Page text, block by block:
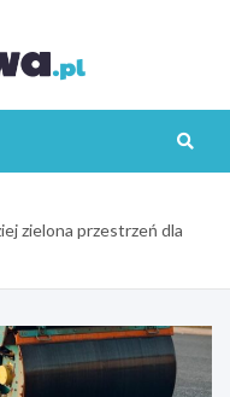
zielona przestrzeń dla